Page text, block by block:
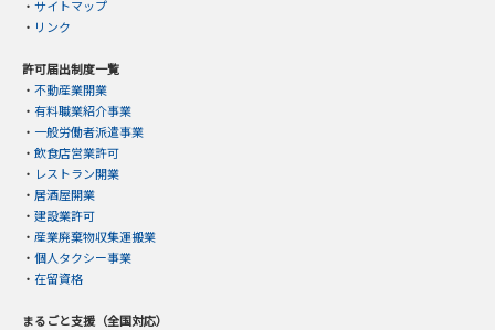
・ サイトマップ
・ リンク
許可届出制度一覧
・ 不動産業開業
・ 有料職業紹介事業
・ 一般労働者派遣事業
・ 飲食店営業許可
・ レストラン開業
・ 居酒屋開業
・ 建設業許可
・ 産業廃棄物収集運搬業
・ 個人タクシー事業
・ 在留資格
まるごと支援（全国対応）